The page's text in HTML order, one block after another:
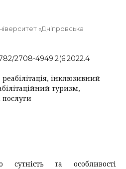
«Дніпровська
2708-4949.2(6.2022.4
інклюзивний
туризм,
послуги
сутність та особливості